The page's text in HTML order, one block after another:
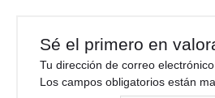
Sé el primero en
Tu dirección de correo
Los campos obligatorios están